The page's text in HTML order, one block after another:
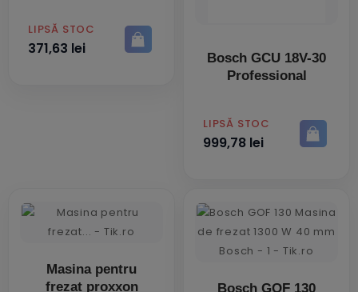
PRET
LIPSĂ STOC
371,63 lei
Bosch GCU 18V-30
Professional
PRET
LIPSĂ STOC
999,78 lei
Masina pentru
frezat proxxon
Bosch GOF 130